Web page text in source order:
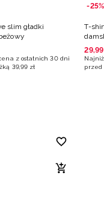
slim gładki
z ostatnich 30 dni
39,99 zł
-25%
T-
29,99
przed